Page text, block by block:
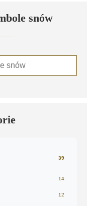
snów
39
14
12